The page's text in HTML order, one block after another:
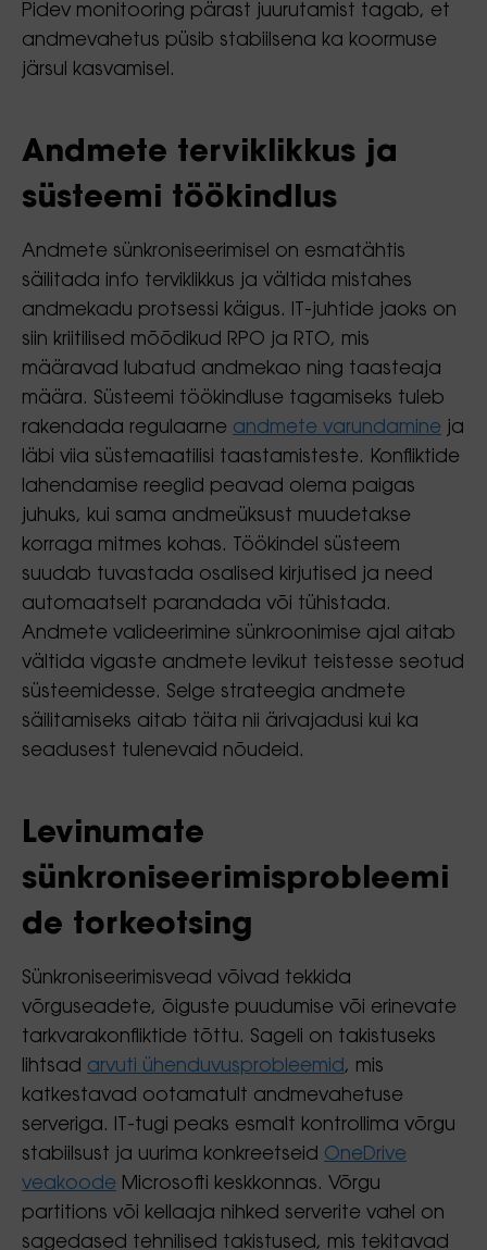
Pidev monitooring pärast juurutamist tagab, et
andmevahetus püsib stabiilsena ka koormuse
järsul kasvamisel.
Andmete terviklikkus ja
süsteemi töökindlus
Andmete sünkroniseerimisel on esmatähtis
säilitada info terviklikkus ja vältida mistahes
andmekadu protsessi käigus. IT-juhtide jaoks on
siin kriitilised mõõdikud RPO ja RTO, mis
määravad lubatud andmekao ning taasteaja
määra. Süsteemi töökindluse tagamiseks tuleb
rakendada regulaarne andmete varundamine ja
läbi viia süstemaatilisi taastamisteste. Konfliktide
lahendamise reeglid peavad olema paigas
juhuks, kui sama andmeüksust muudetakse
korraga mitmes kohas. Töökindel süsteem
suudab tuvastada osalised kirjutised ja need
automaatselt parandada või tühistada.
Andmete valideerimine sünkroonimise ajal aitab
vältida vigaste andmete levikut teistesse seotud
süsteemidesse. Selge strateegia andmete
säilitamiseks aitab täita nii ärivajadusi kui ka
seadusest tulenevaid nõudeid.
Levinumate
sünkroniseerimisprobleemi
de torkeotsing
Sünkroniseerimisvead võivad tekkida
võrguseadete, õiguste puudumise või erinevate
tarkvarakonfliktide tõttu. Sageli on takistuseks
lihtsad arvuti ühenduvusprobleemid, mis
katkestavad ootamatult andmevahetuse
serveriga. IT-tugi peaks esmalt kontrollima võrgu
stabiilsust ja uurima konkreetseid OneDrive
veakoode Microsofti keskkonnas. Võrgu
partitions või kellaaja nihked serverite vahel on
sagedased tehnilised takistused, mis tekitavad